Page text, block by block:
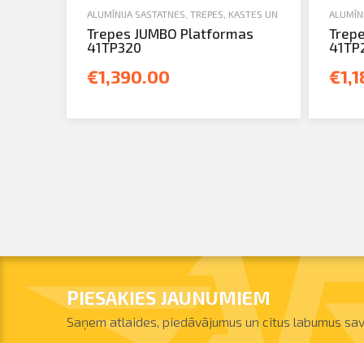
ALUMĪNIJA SASTATNES, TREPES, KASTES UN TORŅI JAUNA
Trepes JUMBO Platformas
41TP320
€1,390.00
PIESAKIES JAUNUMIEM
Saņem atlaides, piedāvājumus un citus labumus